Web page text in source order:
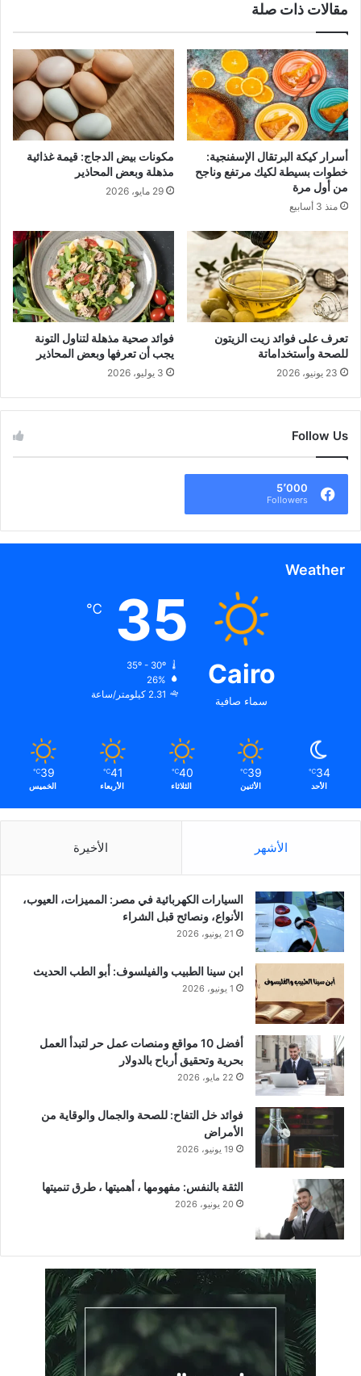
مقالات ذات صلة
أسرار كيكة البرتقال الإسفنجية:
خطوات بسيطة لكيك مرتفع وناجح
من أول مرة
منذ 3 أسابيع
مكونات بيض الدجاج: قيمة غذائية
مذهلة وبعض المحاذير
29 مايو، 2026
تعرف على فوائد زيت الزيتون
للصحة وأستخداماتة
23 يونيو، 2026
فوائد صحية مذهلة لتناول التونة
يجب أن تعرفها وبعض المحاذير
3 يوليو، 2026
Follow Us
5٬000
Followers
Weather
Cairo
سماء صافية
35
℃
35º - 30º
26%
2.31 كيلومتر/ساعة
34
℃
الأحد
39
℃
الأثنين
40
℃
الثلاثاء
41
℃
الأربعاء
39
℃
الخميس
الأشهر الأخيرة
السيارات الكهربائية في مصر: المميزات، العيوب،
الأنواع، ونصائح قبل الشراء
21 يونيو، 2026
ابن سينا الطبيب والفيلسوف: أبو الطب الحديث
1 يونيو، 2026
أفضل 10 مواقع ومنصات عمل حر لتبدأ العمل
بحرية وتحقيق أرباح بالدولار
22 مايو، 2026
فوائد خل التفاح: للصحة والجمال والوقاية من
الأمراض
19 يونيو، 2026
الثقة بالنفس: مفهومها ، أهميتها ، طرق تنميتها
20 يونيو، 2026